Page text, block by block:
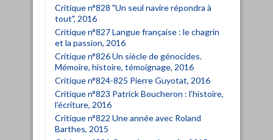
Critique n°828 "Un seul navire répondra à
tout", 2016
Critique n°827 Langue française : le chagrin
et la passion, 2016
Critique n°826 Un siècle de génocides.
Mémoire, histoire, témoignage, 2016
Critique n°824-825 Pierre Guyotat, 2016
Critique n°823 Patrick Boucheron : l’histoire,
l’écriture, 2016
Critique n°822 Une année avec Roland
Barthes, 2015